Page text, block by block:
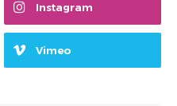
Instagram
Vimeo